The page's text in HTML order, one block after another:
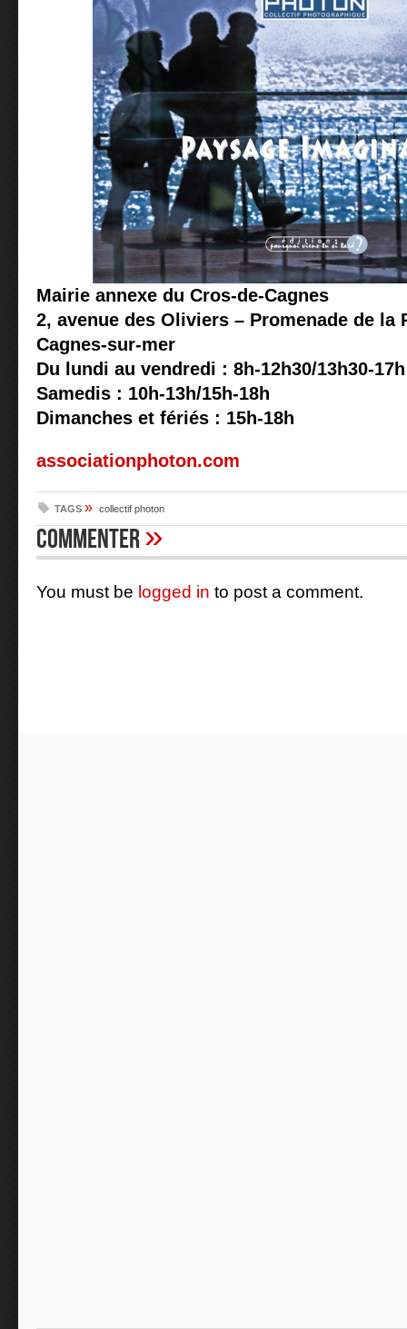
Mairie annexe du Cros-de-Cagnes
2, avenue des Oliviers – Promenade de la
Cagnes-sur-mer
Du lundi au vendredi : 8h-12h30/13h30-17h
Samedis : 10h-13h/15h-18h
Dimanches et fériés : 15h-18h
associationphoton.com
TAGS » collectif photon
Commenter»
You must be logged in to post a comment.